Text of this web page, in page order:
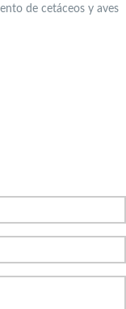
de cetáceos y aves